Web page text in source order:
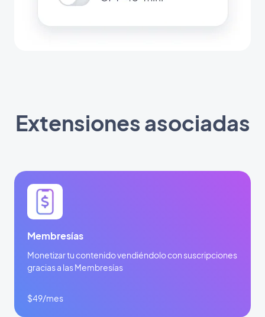
Extensiones asociadas
Membresías
Monetizar tu contenido vendiéndolo con suscripciones
gracias a las Membresías
$49/mes